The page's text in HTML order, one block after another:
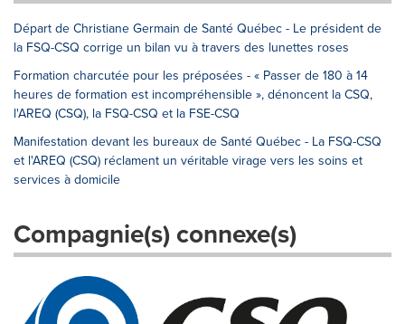
Départ de Christiane Germain de Santé Québec - Le président de
la FSQ-CSQ corrige un bilan vu à travers des lunettes roses
Formation charcutée pour les préposées - « Passer de 180 à 14
heures de formation est incompréhensible », dénoncent la CSQ,
l'AREQ (CSQ), la FSQ-CSQ et la FSE-CSQ
Manifestation devant les bureaux de Santé Québec - La FSQ-CSQ
et l'AREQ (CSQ) réclament un véritable virage vers les soins et
services à domicile
Compagnie(s) connexe(s)